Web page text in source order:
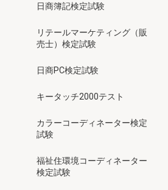
日商簿記検定試験
リテールマーケティング（販
売士）検定試験
日商PC検定試験
キータッチ2000テスト
カラーコーディネーター検定
試験
福祉住環境コーディネーター
検定試験